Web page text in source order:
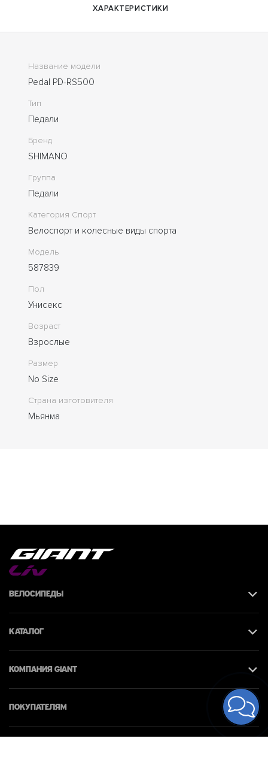
ХАРАКТЕРИСТИКИ
Название модели
Pedal PD-RS500
Тип
Педали
Бренд
SHIMANO
Группа
Педали
Категория Спорт
Велоспорт и колесные виды спорта
Модель
587839
Пол
Унисекс
Возраст
Взрослые
Размер
No Size
Страна изготовителя
Мьянма
Велосипеды
Каталог
КОМПАНИЯ giant
Покупателям